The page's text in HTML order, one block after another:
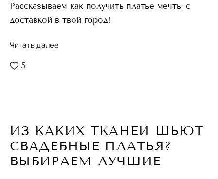
Рассказываем как получить платье мечты с
доставкой в твой город!
Читать далее
5
ИЗ КАКИХ ТКАНЕЙ ШЬЮТ
СВАДЕБНЫЕ ПЛАТЬЯ?
ВЫБИРАЕМ ЛУЧШИЕ